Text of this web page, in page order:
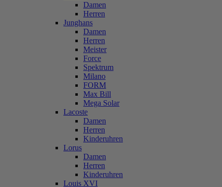
Damen
Herren
Junghans
Damen
Herren
Meister
Force
Spektrum
Milano
FORM
Max Bill
Mega Solar
Lacoste
Damen
Herren
Kinderuhren
Lorus
Damen
Herren
Kinderuhren
Louis XVI